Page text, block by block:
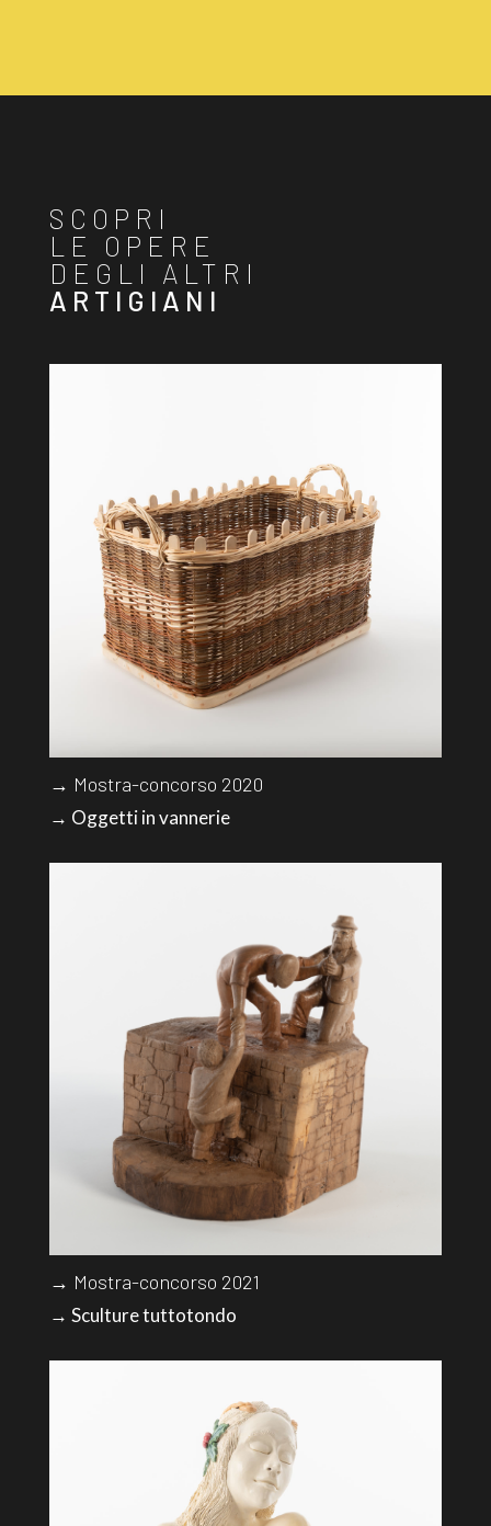
SCOPRI
LE OPERE
DEGLI ALTRI
ARTIGIANI
→ Mostra-concorso 2020
→ Oggetti in vannerie
→ Mostra-concorso 2021
→ Sculture tuttotondo